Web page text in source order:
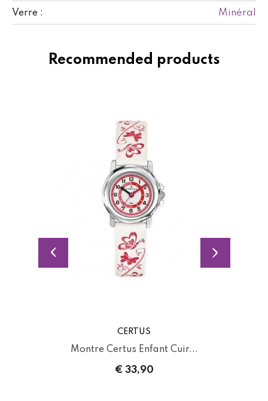
Verre : Minéral
Recommended products
CERTUS
Montre Certus Enfant Cuir...
€ 33,90